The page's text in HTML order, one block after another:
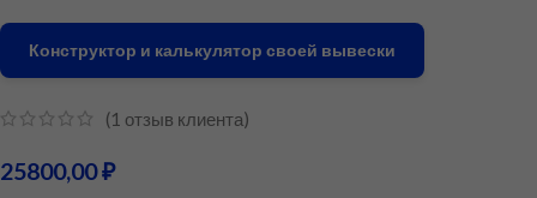
Конструктор и калькулятор своей вывески
(1 отзыв клиента)
25800,00₽